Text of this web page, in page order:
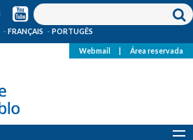
FRANÇAIS PORTUGÊS
Webmail Área reservada